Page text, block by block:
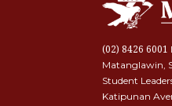
(02) 8426 6001
Matanglawin,
Student
Katipunan